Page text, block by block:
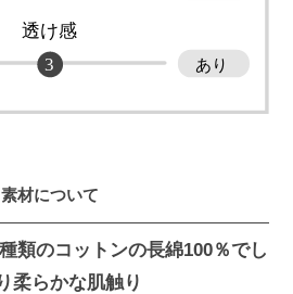
素材について
類のコットンの長綿100％でし
柔らかな肌触り